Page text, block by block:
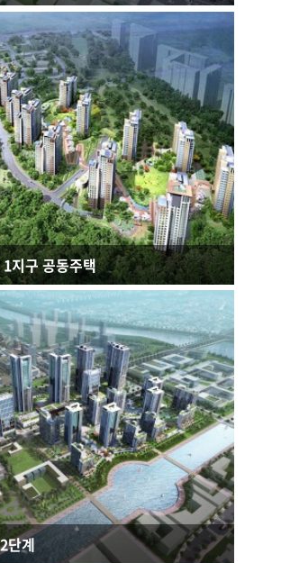
적 : 341,583.38㎡
규모 : B4F - 35F
주택, 업무시설, 근린생활시설
면적 : 155,384㎡
규모 : B3F - 22F
축용도 : 공동주택
지구 공동주택
단계